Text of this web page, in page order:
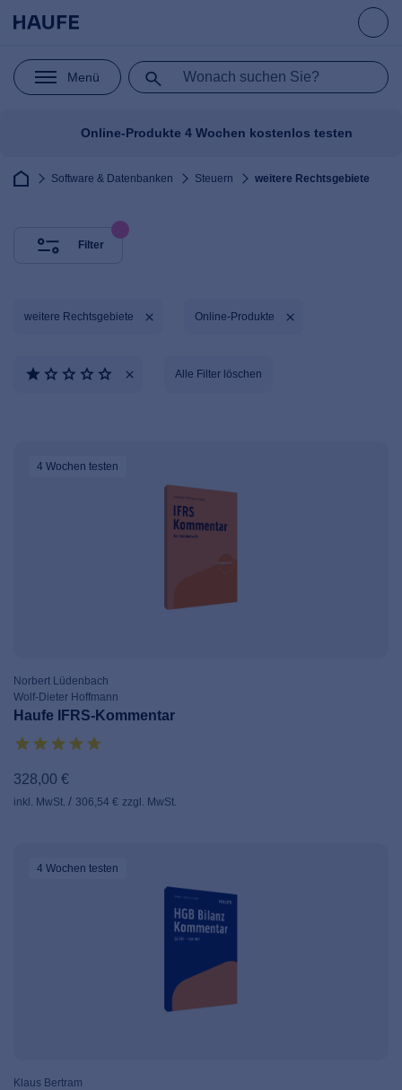
Menü
Online-Produkte 4 Wochen kostenlos testen
Software & Datenbanken Steuern weitere Rechtsgebiete
Filter
weitere Rechtsgebiete Online-Produkte
Alle Filter löschen
4 Wochen testen
Norbert Lüdenbach
Wolf-Dieter Hoffmann
Haufe IFRS-Kommentar
328,00 €
inkl. MwSt. 306,54 € zzgl. MwSt.
4 Wochen testen
Klaus Bertram